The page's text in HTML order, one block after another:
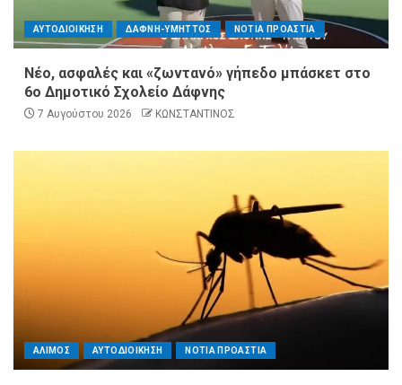
ΑΥΤΟΔΙΟΙΚΗΣΗ ΔΑΦΝΗ-ΥΜΗΤΤΟΣ ΝΟΤΙΑ ΠΡΟΑΣΤΙΑ
Νέο, ασφαλές και «ζωντανό» γήπεδο μπάσκετ στο
6ο Δημοτικό Σχολείο Δάφνης
7 Αυγούστου 2026 ΚΩΝΣΤΑΝΤΙΝΟΣ
ΑΛΙΜΟΣ ΑΥΤΟΔΙΟΙΚΗΣΗ ΝΟΤΙΑ ΠΡΟΑΣΤΙΑ